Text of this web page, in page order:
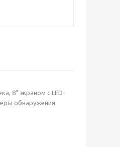
8" экраном с LED-
обнаружения